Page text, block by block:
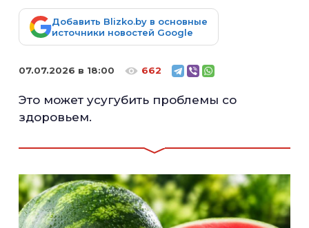
Добавить Blizko.by в основные
источники новостей Google
07.07.2026 в 18:00 662
Это может усугубить проблемы со
здоровьем.